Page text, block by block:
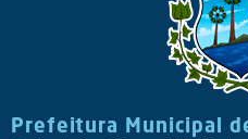
Prefeitura Municipal